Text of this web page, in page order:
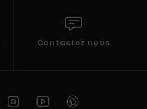
Contactez nous